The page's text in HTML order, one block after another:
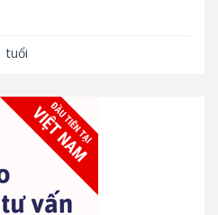
tuổi